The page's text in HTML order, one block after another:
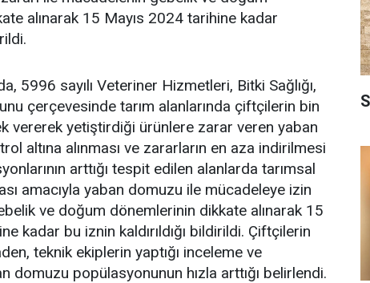
alınarak 15 Mayıs 2024 tarihine kadar
5996 sayılı Veteriner Hizmetleri, Bitki Sağlığı,
çerçevesinde tarım alanlarında çiftçilerin bin
vererek yetiştirdiği ürünlere zarar veren yaban
altına alınması ve zararların en aza indirilmesi
arttığı tespit edilen alanlarda tarımsal
amacıyla yaban domuzu ile mücadeleye izin
ve doğum dönemlerinin dikkate alınarak 15
kadar bu iznin kaldırıldığı bildirildi. Çiftçilerin
teknik ekiplerin yaptığı inceleme ve
domuzu popülasyonunun hızla arttığı belirlendi.